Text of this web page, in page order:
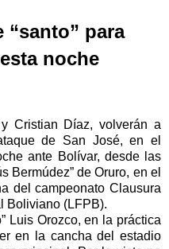
“santo” para
noche
Cristian Díaz, volverán a
de San José, en el
ante Bolívar, desde las
Bermúdez” de Oruro, en el
del campeonato Clausura
Boliviano (LFPB).
Luis Orozco, en la práctica
en la cancha del estadio